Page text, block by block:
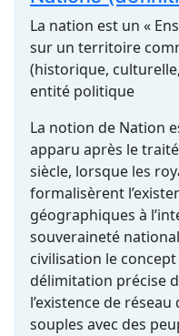
La nation est un «
sur un territoire
(historique,
entité politique
La notion de Nation
apparu après le
siècle, lorsque les
formalisèrent
géographiques à
souveraineté
civilisation le concept
délimitation précise
l’existence de
souples avec des